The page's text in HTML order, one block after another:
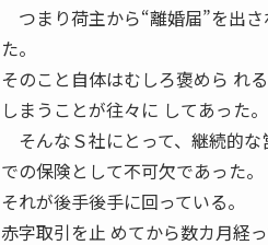
つまり荷主から“離婚届”を出
た。
そのこと自体はむしろ褒めら れ
しまうことが往々に してあった。
そんなＳ社にとって、継続的
での保険として不可欠であった。
それが後手後手に回っている。
赤字取引を止 めてから数カ月経